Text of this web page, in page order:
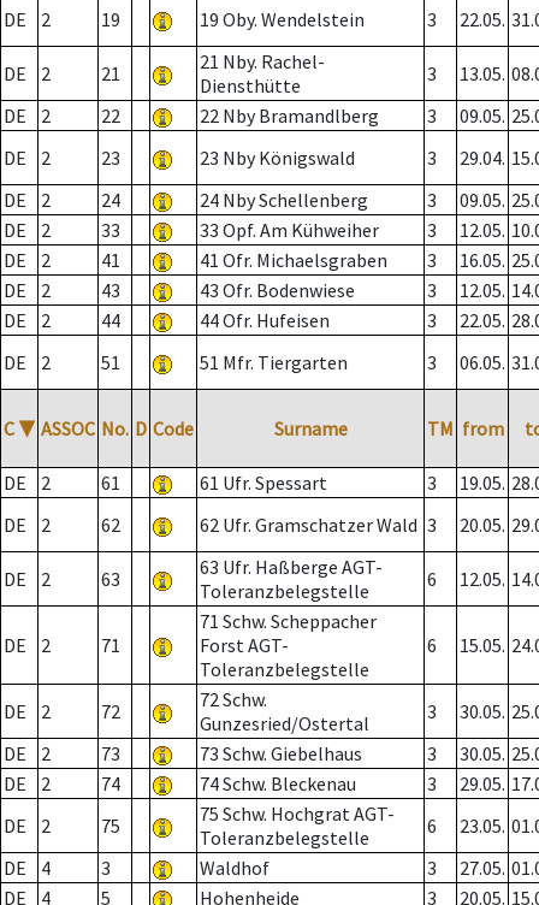
DE
2 19 19 Oby. Wendelstein 3 22.05.
DE 2 21
21 Nby. Rachel-
Diensthütte
3 13.05.
DE
2 22 22 Nby Bramandlberg 3 09.05.
DE
2 23 23 Nby Königswald 3 29.04.
DE
2 24 24 Nby Schellenberg 3 09.05.
DE
2 33 33 Opf. Am Kühweiher 3 12.05.
DE
2 41 41 Ofr. Michaelsgraben 3 16.05.
DE
2 43 43 Ofr. Bodenwiese 3 12.05.
DE
2 44 44 Ofr. Hufeisen 3 22.05.
DE
2 51 51 Mfr. Tiergarten 3 06.05.
C ▼ ASSOC No. D Code Surname TM from
DE 2 61 61 Ufr. Spessart 3 19.05.
DE
2 62 62 Ufr. Gramschatzer Wald 3 20.05.
DE 2 63
63 Ufr. Haßberge AGT-
Toleranzbelegstelle
6 12.05.
DE 2 71
71 Schw. Scheppacher
Forst AGT-
Toleranzbelegstelle
6 15.05.
DE 2 72
72 Schw.
Gunzesried/Ostertal
3 30.05.
DE
2 73 73 Schw. Giebelhaus 3 30.05.
DE
2 74 74 Schw. Bleckenau 3 29.05.
DE
2 75
75 Schw. Hochgrat AGT-
Toleranzbelegstelle
6 23.05.
DE
4 3 Waldhof 3 27.05.
DE
4 5 Hohenheide 3 20.05.